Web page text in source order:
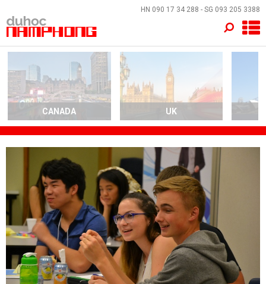
HN 090 17 34 288 - SG 093 205 3388
CANADA UK
×
TRANG CHỦ
QUỐC GIA
DỊCH VỤ
VỀ NAM PHONG
LIÊN HỆ